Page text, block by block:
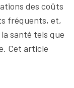
des coûts
fréquents, et,
santé tels que
Cet article